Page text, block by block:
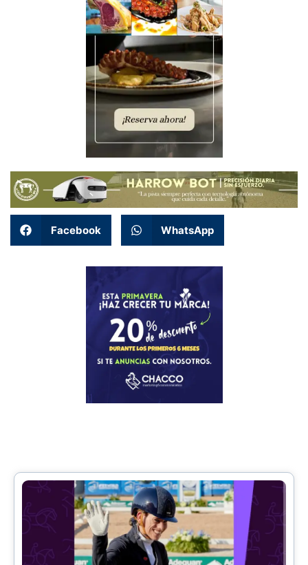
Facebook WhatsApp